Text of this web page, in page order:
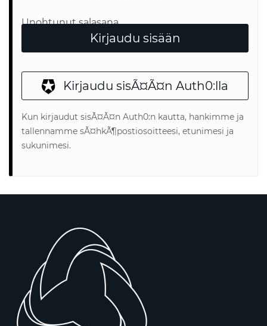
Unohtunut salasana
Kirjaudu sisään
Kirjaudu sisÃ¤Ã¤n Auth0:lla
Kun kirjaudut sisÃ¤Ã¤n Auth0:n kautta, hankimme ja
tallennamme sÃ¤hkÃ¶postiosoitteesi, etunimesi ja
sukunimesi.